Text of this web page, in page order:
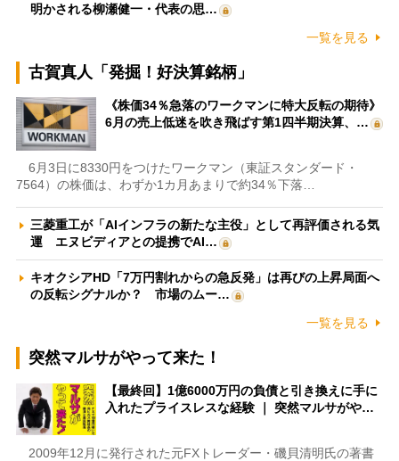
明かされる柳瀬健一・代表の思…
一覧を見る
古賀真人「発掘！好決算銘柄」
《株価34％急落のワークマンに特大反転の期待》
6月の売上低迷を吹き飛ばす第1四半期決算、…
6月3日に8330円をつけたワークマン（東証スタンダード・
7564）の株価は、わずか1カ月あまりで約34％下落…
三菱重工が「AIインフラの新たな主役」として再評価される気
運 エヌビディアとの提携でAI…
キオクシアHD「7万円割れからの急反発」は再びの上昇局面へ
の反転シグナルか？ 市場のムー…
一覧を見る
突然マルサがやって来た！
【最終回】1億6000万円の負債と引き換えに手に
入れたプライスレスな経験 ｜ 突然マルサがや…
2009年12月に発行された元FXトレーダー・磯貝清明氏の著書